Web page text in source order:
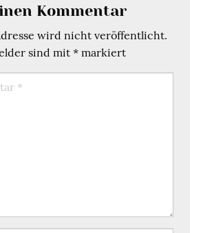
Kommentar
wird nicht veröffentlicht.
sind mit* markiert